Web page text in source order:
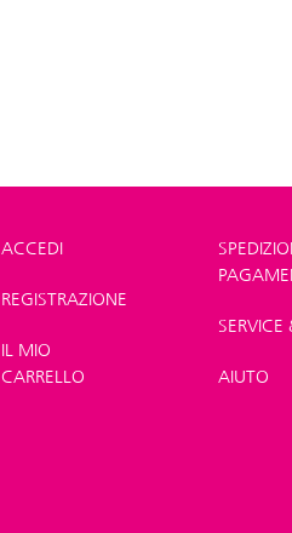
ACCEDI
REGISTRAZIONE
IL MIO
CARRELLO
SERVICE
AIUTO